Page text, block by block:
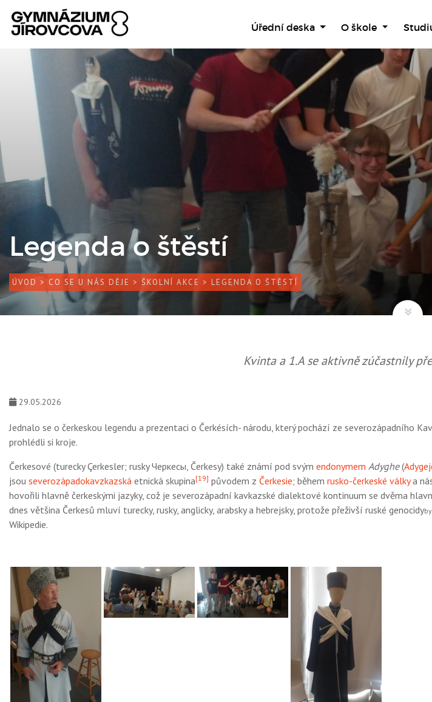
Úřední deska O škole
Legenda o štěstí
ÚVOD > CO SE U NÁS DĚJE > ŠKOLNÍ AKCE > LEGENDA O ŠTĚSTÍ
Kvinta a 1.A se aktivně zúčastnily
29.05.2026
Jednalo se o čerkeskou legendu a prezentaci o Čerkésích- národu, který pochází ze severozápadního
prohlédli si kroje.
Čerkesové (turecky Çerkesler; rusky Черкесы, Čerkesy) také známí pod svým endonymem Adyghe(
jsou severozápadokavzkazská etnická skupina[19] původem z Čerkesie; během rusko-čerkeské válkya
hovořili hlavně čerkeskými jazyky, což je severozápadní kavkazské dialektové kontinuum se dvěma
dnes většina Čerkesů mluví turecky, rusky, anglicky, arabsky a hebrejsky, protože přeživší ruské genocidy
Wikipedie.